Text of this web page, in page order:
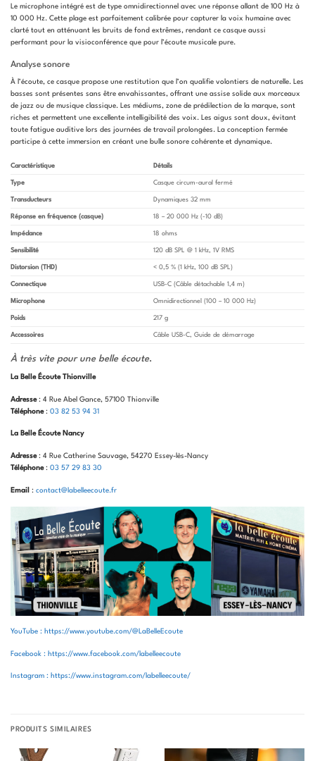
Le microphone intégré est de type omnidirectionnel avec une réponse allant de 100 Hz à
10 000 Hz. Cette plage est parfaitement calibrée pour capturer la voix humaine avec
clarté tout en atténuant les bruits de fond extrêmes, rendant ce casque aussi
performant pour la visioconférence que pour l’écoute musicale pure.
Analyse sonore
À l’écoute, ce casque propose une restitution que l’on qualifie volontiers de naturelle. Les
basses sont présentes sans être envahissantes, offrant une assise solide aux morceaux
de jazz ou de musique classique. Les médiums, zone de prédilection de la marque, sont
riches et permettent une excellente intelligibilité des voix. Les aigus sont doux, évitant
toute fatigue auditive lors des journées de travail prolongées. La conception fermée
participe à cette immersion en créant une bulle sonore cohérente et dynamique.
Caractéristique Détails
Type Casque circum-aural fermé
Transducteurs Dynamiques 32 mm
Réponse en fréquence (casque) 18 – 20 000 Hz (-10 dB)
Impédance 18 ohms
Sensibilité 120 dB SPL @ 1 kHz, 1V RMS
Distorsion (THD) < 0,5 % (1 kHz, 100 dB SPL)
Connectique USB-C (Câble détachable 1,4 m)
Microphone Omnidirectionnel (100 – 10 000 Hz)
Poids 217 g
Accessoires Câble USB-C, Guide de démarrage
À très vite pour une belle écoute.
La Belle Écoute Thionville
Adresse: 4 Rue Abel Gance, 57100 Thionville
Téléphone: 03 82 53 94 31
La Belle Écoute Nancy
Adresse: 4 Rue Catherine Sauvage, 54270 Essey-lès-Nancy
Téléphone: 03 57 29 83 30
Email : contact@labelleecoute.fr
YouTube : https://www.youtube.com/@LaBelleEcoute
Facebook : https://www.facebook.com/labelleecoute
Instagram : https://www.instagram.com/labelleecoute/
PRODUITS SIMILAIRES